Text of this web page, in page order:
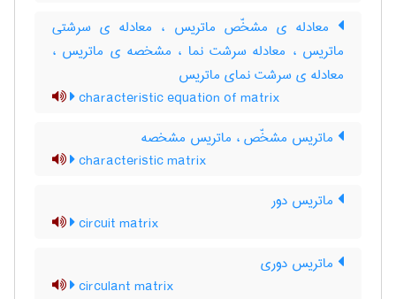
معادله ی مشخّص ماتریس ، معادله ی سرشتی
ماتریس ، معادله سرشت نما ، مشخصه ی ماتریس ،
معادله ی سرشت نمای ماتریس
characteristic equation of matrix
ماتریس مشخّص ، ماتریس مشخصه
characteristic matrix
ماتریس دور
circuit matrix
ماتریس دوری
circulant matrix